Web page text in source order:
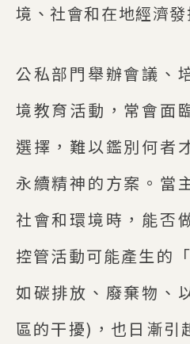
境、社會和在地經濟發
公私部門舉辦會議、
境教育活動，常會面
選擇，難以鑑別何者
永續精神的方案。當
社會和環境時，能否
控管活動可能產生的
如碳排放、廢棄物、
區的干擾)，也日漸引